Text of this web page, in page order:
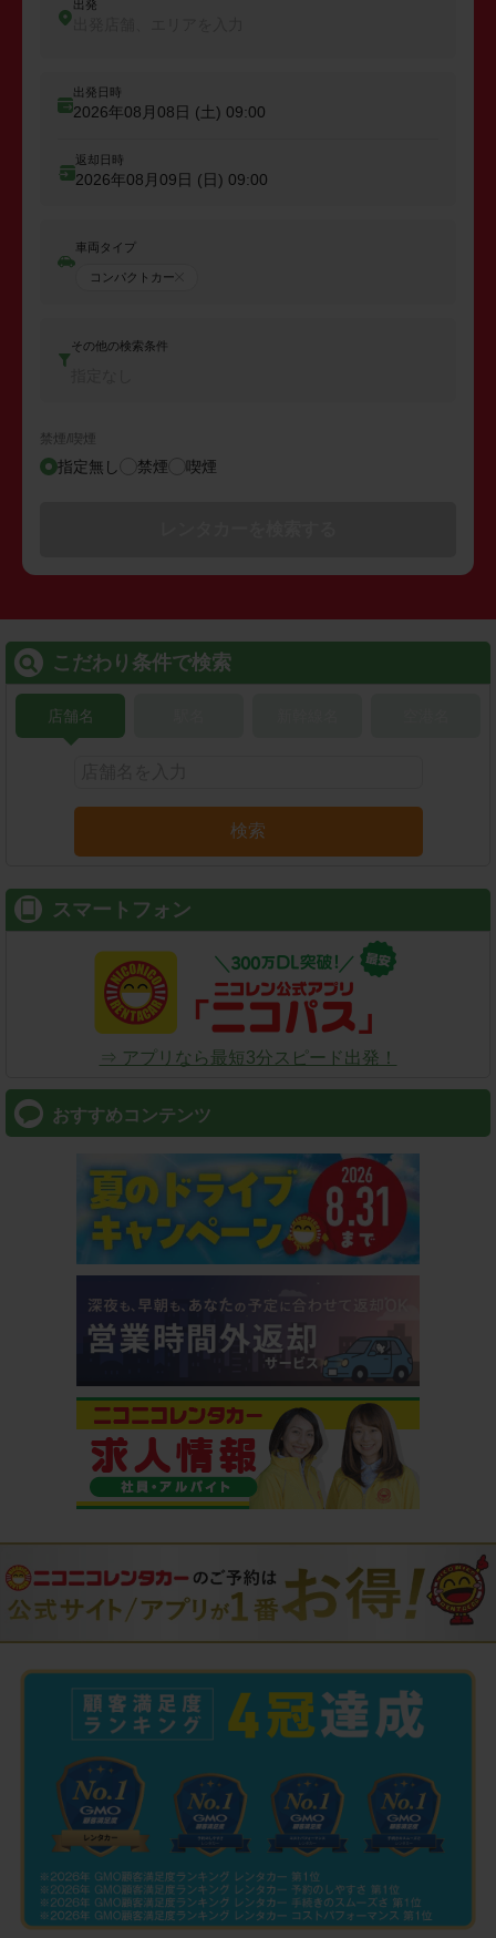
出発
出発日時
2026年08月08日 (土) 09:00
返却日時
2026年08月09日 (日) 09:00
車両タイプ
コンパクトカー
その他の検索条件
禁煙/喫煙
指定無し 禁煙 喫煙
こだわり条件で検索
店舗名
検索
スマートフォン
⇒ アプリなら最短3分スピード出発！
おすすめコンテンツ